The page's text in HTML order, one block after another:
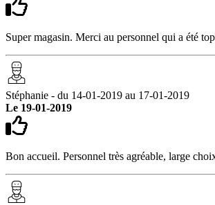
Super magasin. Merci au personnel qui a été top
Stéphanie - du 14-01-2019 au 17-01-2019
Le 19-01-2019
Bon accueil. Personnel très agréable, large